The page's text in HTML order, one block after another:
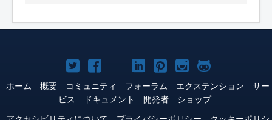
Joomla!
Twitter
Joomla!
Facebook
Joomla!
YouTube
Joomla!
LinkedIn
Joomla!
Pinterest
Joomla!
Instagram
Joomla!
GitHub
ホーム 概要 コミュニティ フォーラム エクステンション
サー
ビス
ドキュメント 開発者
ショップ